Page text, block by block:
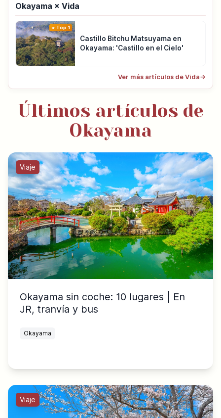
Okayama × Vida
Top 1
Castillo Bitchu Matsuyama en
Okayama: 'Castillo en el Cielo'
Ver más artículos de Vida→
Últimos artículos de
Okayama
Viaje
Okayama sin coche: 10 lugares | En
JR, tranvía y bus
Okayama
Viaje